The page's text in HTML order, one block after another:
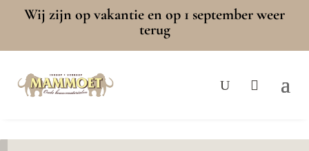
Wij zijn op vakantie en op 1 september weer
terug